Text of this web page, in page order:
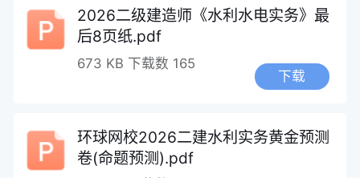
2026二级建造师《水利水电实务》最
后8页纸.pdf
673 KB 下载数 165
下载
环球网校2026二建水利实务黄金预测
卷(命题预测).pdf